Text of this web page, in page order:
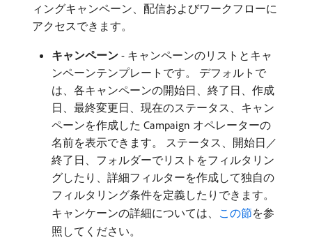
ィングキャンペーン、配信およびワークフローに
アクセスできます。
キャンペーン - キャンペーンのリストとキャ
ンペーンテンプレートです。 デフォルトで
は、各キャンペーンの開始日、終了日、作成
日、最終変更日、現在のステータス、キャン
ペーンを作成した Campaign オペレーターの
名前を表示できます。 ステータス、開始日／
終了日、フォルダーでリストをフィルタリン
グしたり、詳細フィルターを作成して独自の
フィルタリング条件を定義したりできます。
キャンケーンの詳細については、 この節を参
照してください。